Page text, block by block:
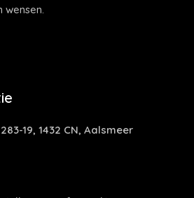
wensen.
19, 1432 CN, Aalsmeer